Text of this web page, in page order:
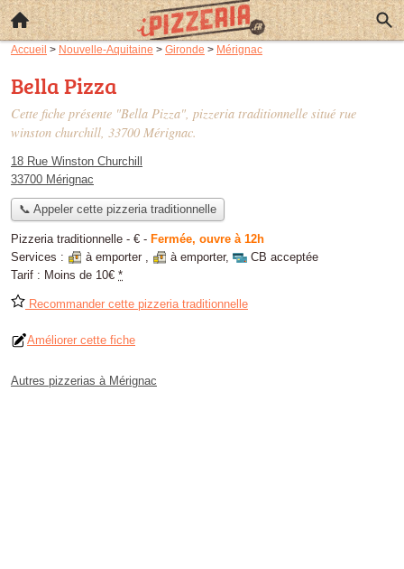
Accueil > Nouvelle-Aquitaine > Gironde > Mérignac
Bella Pizza
Cette fiche présente "Bella Pizza", pizzeria traditionnelle situé rue
winston churchill, 33700 Mérignac.
18 Rue Winston Churchill
33700 Mérignac
📞 Appeler cette pizzeria traditionnelle
Pizzeria traditionnelle - € - Fermée, ouvre à 12h
Services :
à emporter , à emporter,
CB acceptée
Tarif : Moins de 10€ *
Recommander cette pizzeria traditionnelle
Améliorer cette fiche
Autres pizzerias à Mérignac